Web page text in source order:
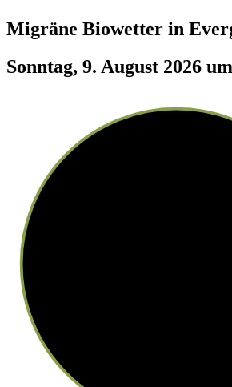
Migräne Biowetter in
Sonntag, 9. August 2026